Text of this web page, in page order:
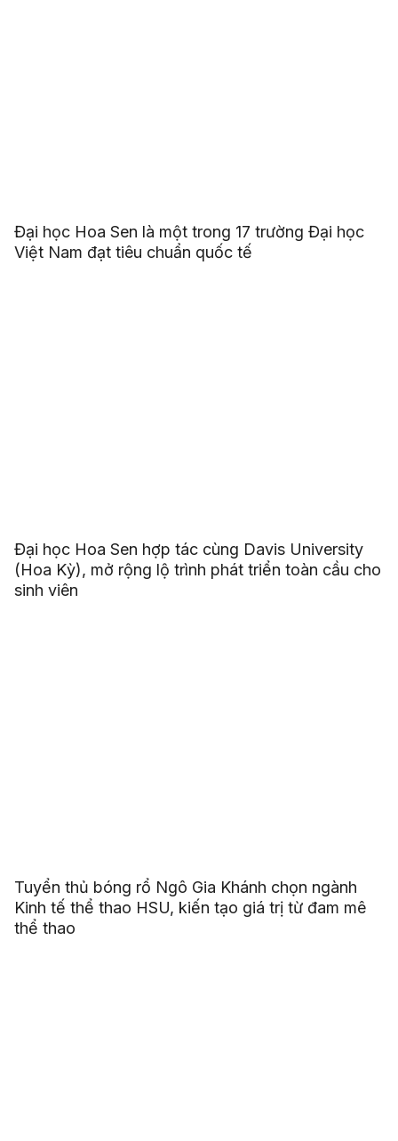
Đại học Hoa Sen là một trong 17 trường Đại học
Việt Nam đạt tiêu chuẩn quốc tế
Đại học Hoa Sen hợp tác cùng Davis University
(Hoa Kỳ), mở rộng lộ trình phát triển toàn cầu cho
sinh viên
Tuyển thủ bóng rổ Ngô Gia Khánh chọn ngành
Kinh tế thể thao HSU, kiến tạo giá trị từ đam mê
thể thao